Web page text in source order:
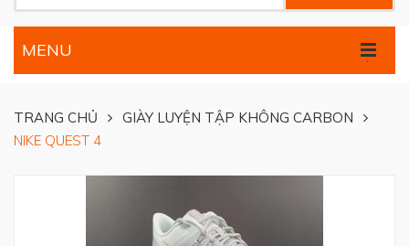
.
MENU
TRANG CHỦ
GIÀY LUYỆN TẬP KHÔNG CARBON
NIKE QUEST 4